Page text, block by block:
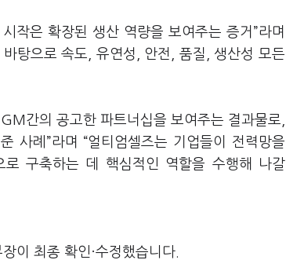
작은 확장된 생산 역량을 보여주는 증거”라며
탕으로 속도, 유연성, 안전, 품질, 생산성 모든
간의 공고한 파트너십을 보여주는 결과물로,
사례”라며 “얼티엄셀즈는 기업들이 전력망을
로 구축하는 데 핵심적인 역할을 수행해 나갈
이 최종 확인·수정했습니다.